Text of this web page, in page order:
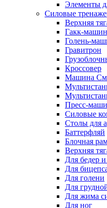
Элементы
Силовые
Верхняя
Гакк-
Голень-
Гравитрон
Кроссовер
Машина
Пресс-
Силовые
Столы для
Баттерфляй
Блочная
Верхняя
Для бедер
Для
Для голени
Для
Для жима
Для ног